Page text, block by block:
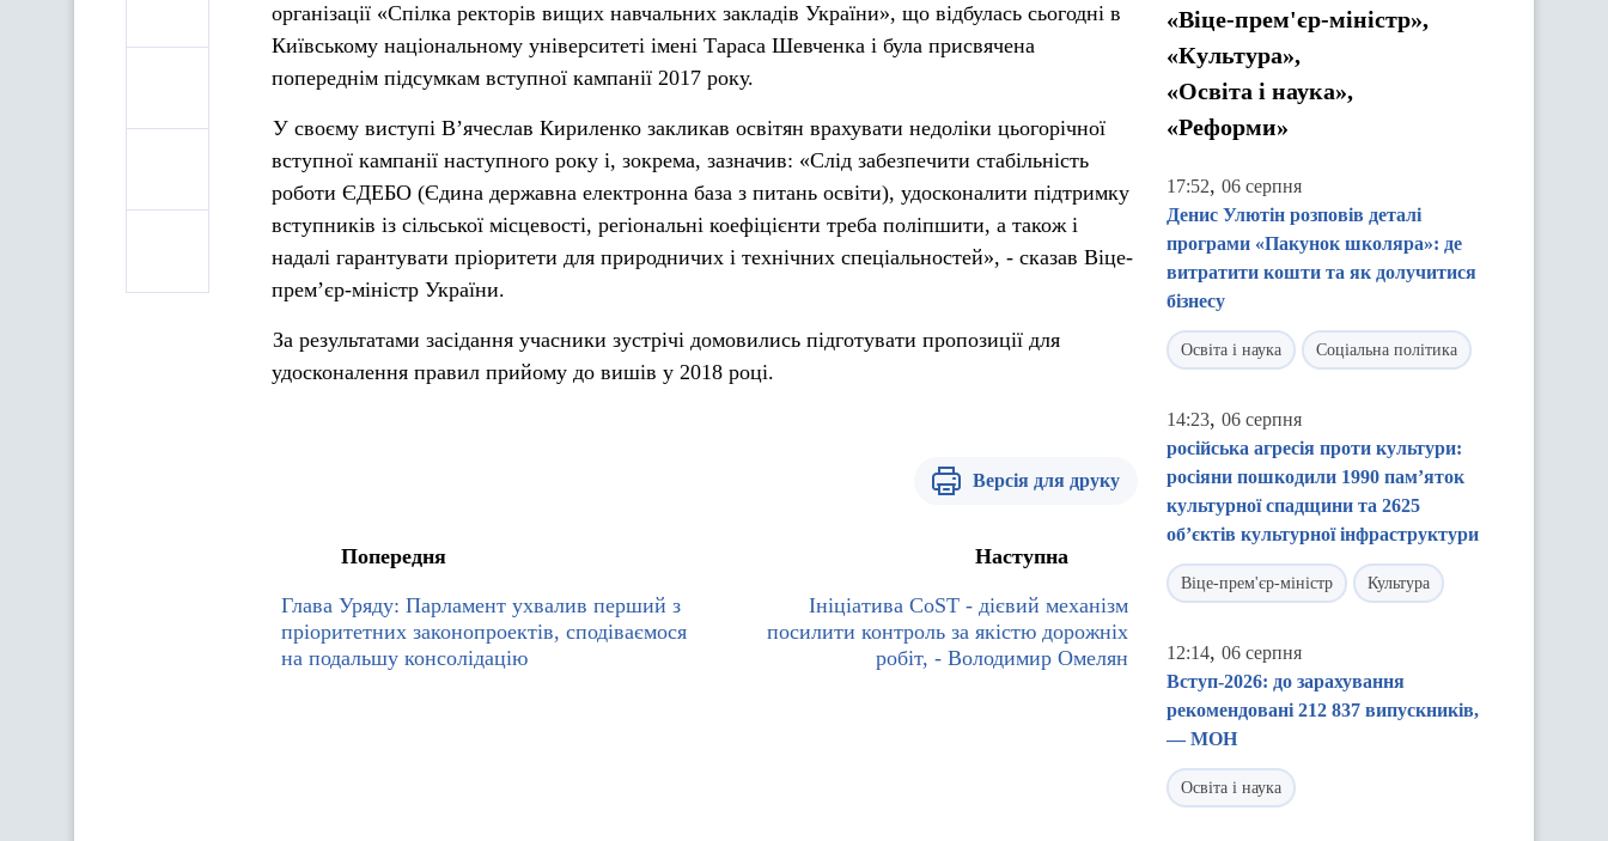
організації «Спілка ректорів вищих навчальних закладів України», що відбулась сьогодні в
Київському національному університеті імені Тараса Шевченка і була присвячена
попереднім підсумкам вступної кампанії 2017 року.
У своєму виступі В’ячеслав Кириленко закликав освітян врахувати недоліки цьогорічної
вступної кампанії наступного року і, зокрема, зазначив: «Слід забезпечити стабільність
роботи ЄДЕБО (Єдина державна електронна база з питань освіти), удосконалити підтримку
вступників із сільської місцевості, регіональні коефіцієнти треба поліпшити, а також і
надалі гарантувати пріоритети для природничих і технічних спеціальностей», - сказав Віце-
прем’єр-міністр України.
За результатами засідання учасники зустрічі домовились підготувати пропозиції для
удосконалення правил прийому до вишів у 2018 році.
Версія для друку
Попередня
Глава Уряду: Парламент ухвалив перший з
пріоритетних законопроектів, сподіваємося
на подальшу консолідацію
Наступна
Ініціатива CoST - дієвий механізм
посилити контроль за якістю дорожніх
робіт, - Володимир Омелян
«Віце-прем'єр-міністр»,
«Культура»,
«Освіта і наука»,
«Реформи»
17:52, 06 серпня
Денис Улютін розповів деталі
програми «Пакунок школяра»: де
витратити кошти та як долучитися
бізнесу
Освіта і наука Соціальна політика
14:23, 06 серпня
російська агресія проти культури:
росіяни пошкодили 1990 пам’яток
культурної спадщини та 2625
об’єктів культурної інфраструктури
Віце-прем'єр-міністр Культура
12:14, 06 серпня
Вступ-2026: до зарахування
рекомендовані 212 837 випускників,
— МОН
Освіта і наука